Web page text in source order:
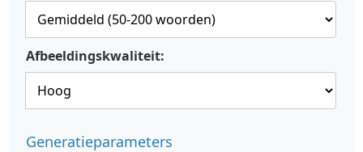
Afbeeldingskwaliteit:
Generatieparameters